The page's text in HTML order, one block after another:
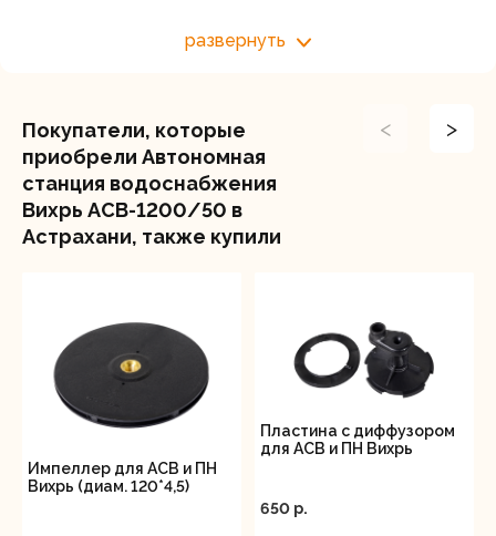
Агрегат оснащен резервуаром для сбора воды
станция водоснабжения самостоятельно
поддерживает оптимальное давление,
автоматическое включение и отключение
позволяет обойтись без участия человека. Агрегат
легко подключается к трубопроводу, размер
Вихрь АСВ-1200/50 пригодится в домах и на
объектах, где нет централизованного
водопровода, обеспечит хозяйство оптимальным
количеством воды.
развернуть
Покупатели, которые
приобрели Автономная
станция водоснабжения
Вихрь АСВ-1200/50 в
Астрахани, также купили
< >
Импеллер для АСВ и ПН
Вихрь (диам. 120*4,5)
Пластина с диффузором
для АСВ и ПН Вихрь
650 p.